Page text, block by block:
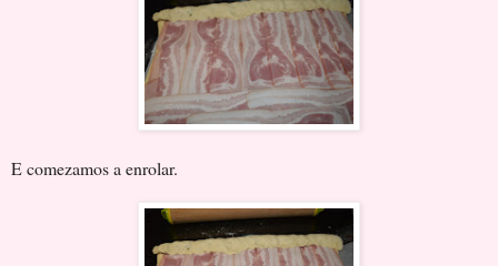
E comezamos a enrolar.